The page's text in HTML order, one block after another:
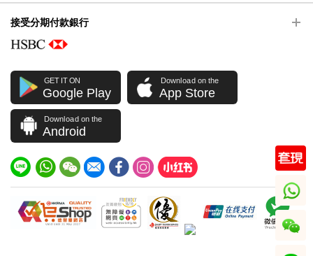
接受分期付款銀行
GET IT ON
Google Play
Download on the
App Store
Download on the
Android